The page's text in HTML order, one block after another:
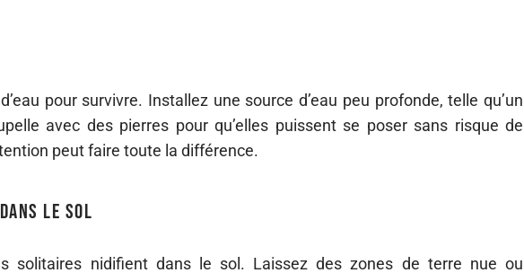
pour survivre. Installez une source d’eau peu profonde, telle qu’un
avec des pierres pour qu’elles puissent se poser sans risque de
peut faire toute la différence.
le sol
solitaires nidifient dans le sol. Laissez des zones de terre nue ou